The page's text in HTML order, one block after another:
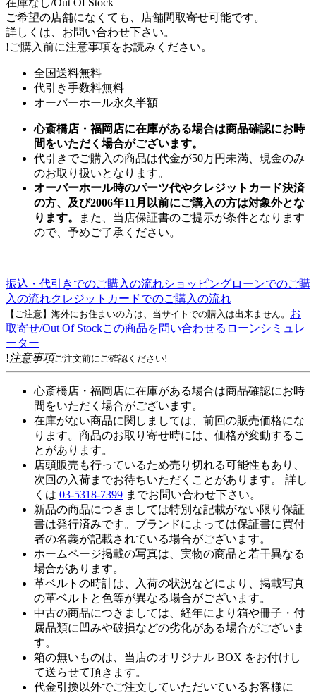
在庫なし/Out Of Stock
ご希望の店舗になくても、店舗間取寄せ可能です。
詳しくは、お問い合わせ下さい。
!ご購入前に注意事項をお読みください。
全国送料無料
代引き手数料無料
オーバーホール永久半額
心斎橋店・福岡店に在庫がある場合は商品確認にお時
間をいただく場合がございます。
代引きでご購入の商品は代金が50万円未満、現金のみ
のお取り扱いとなります。
オーバーホール時のパーツ代やクレジットカード決済
の方、及び2006年11月以前にご購入の方は対象外とな
ります。
また、当店保証書のご提示が条件となります
ので、予めご了承ください。
振込・代引きでのご購入の流れショッピングローンでのご購
入の流れクレジットカードでのご購入の流れ
【ご注意】海外にお住まいの方は、当サイトでの購入は出来ません。 お
取寄せ/Out Of Stockこの商品を問い合わせる ローンシミュレ
ーター
!注意事項ご注文前にご確認ください!
心斎橋店・福岡店に在庫がある場合は商品確認にお時
間をいただく場合がございます。
在庫がない商品に関しましては、前回の販売価格にな
ります。商品のお取り寄せ時には、価格が変動するこ
とがあります。
店頭販売も行っているため売り切れる可能性もあり、
次回の入荷までお待ちいただくことがあります。 詳し
くは 03-5318-7399 までお問い合わせ下さい。
新品の商品につきましては特別な記載がない限り保証
書は発行済みです。ブランドによっては保証書に買付
者の名義が記載されている場合がございます。
ホームページ掲載の写真は、実物の商品と若干異なる
場合があります。
革ベルトの時計は、入荷の状況などにより、掲載写真
の革ベルトと色等が異なる場合がございます。
中古の商品につきましては、経年により箱や冊子・付
属品類に凹みや破損などの劣化がある場合がございま
す。
箱の無いものは、当店のオリジナル BOX をお付けし
て送らせて頂きます。
代金引換以外でご注文していただいているお客様に